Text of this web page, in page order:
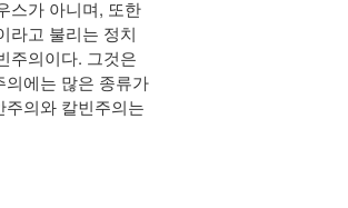
스가 아니며, 또한
라고 불리는 정치
주의이다. 그것은
에는 많은 종류가
의와 칼빈주의는